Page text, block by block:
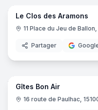
Le Clos des Aramons
11 Place du Jeu de
Partager
Gîtes Bon Air
16 route de Paulhac,